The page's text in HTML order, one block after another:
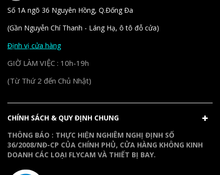
Số 1A ngõ 36 Nguyên Hồng, Q.Đống Đa
(Gần Nguyễn Chí Thanh - Láng Hạ, ô tô đỗ cửa)
Định vị cửa hàng
GIỜ LÀM VIỆC : 10h-19h
(Từ Thứ 2 đến Chủ Nhật)
CHÍNH SÁCH & QUY ĐỊNH CHUNG
THÔNG BÁO : THỰC HIỆN NGHIÊM NGHỊ ĐỊNH SỐ
36/2008/NĐ-CP CỦA CHÍNH PHỦ, CỬA HÀNG KHÔNG KINH
DOANH CÁC LOẠI FLYCAM VÀ THIẾT BỊ BAY.